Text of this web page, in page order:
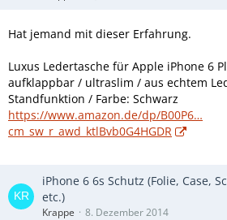
Hat jemand mit dieser Erfahrung.
Luxus Ledertasche für Apple iPhone 6
aufklappbar / ultraslim / aus echtem
Standfunktion / Farbe: Schwarz
https://www.amazon.de/dp/B00P6…
cm_sw_r_awd_ktlBvb0G4HGDR
iPhone 6 6s Schutz (Folie, Case,
etc.)
Krappe 8. Dezember 2014